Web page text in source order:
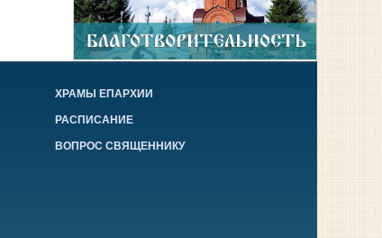
ХРАМЫ ЕПАРХИИ
РАСПИСАНИЕ
ВОПРОС СВЯЩЕННИКУ